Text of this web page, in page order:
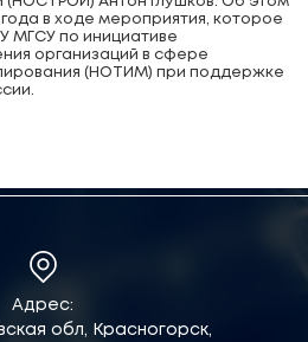
в ходе мероприятия, которое
МГСУ по инициативе
организаций в сфере
(НОТИМ) при поддержке
Адрес:
обл, Красногорск,